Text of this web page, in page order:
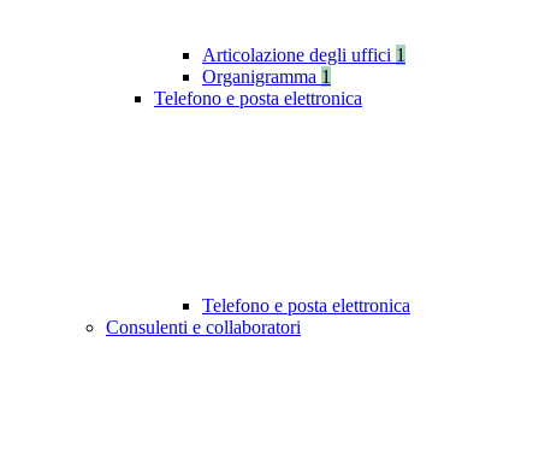
Articolazione degli uffici 1
Organigramma 1
Telefono e posta elettronica
Telefono e posta elettronica
Consulenti e collaboratori